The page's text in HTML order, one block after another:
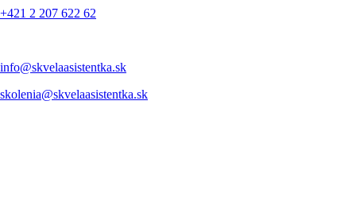
+421 2 207 622 62
info@skvelaasistentka.sk
skolenia@skvelaasistentka.sk